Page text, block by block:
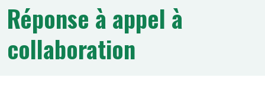
Réponse à appel à
collaboration